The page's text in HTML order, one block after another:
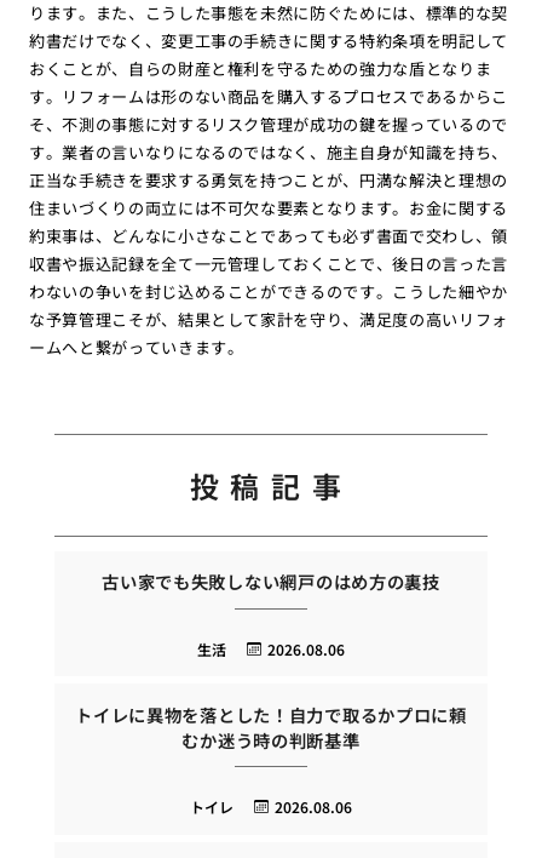
ります。また、こうした事態を未然に防ぐためには、標準的な契
約書だけでなく、変更工事の手続きに関する特約条項を明記して
おくことが、自らの財産と権利を守るための強力な盾となりま
す。リフォームは形のない商品を購入するプロセスであるからこ
そ、不測の事態に対するリスク管理が成功の鍵を握っているので
す。業者の言いなりになるのではなく、施主自身が知識を持ち、
正当な手続きを要求する勇気を持つことが、円満な解決と理想の
住まいづくりの両立には不可欠な要素となります。お金に関する
約束事は、どんなに小さなことであっても必ず書面で交わし、領
収書や振込記録を全て一元管理しておくことで、後日の言った言
わないの争いを封じ込めることができるのです。こうした細やか
な予算管理こそが、結果として家計を守り、満足度の高いリフォ
ームへと繋がっていきます。
投稿記事
古い家でも失敗しない網戸のはめ方の裏技
2026.08.06
生活
トイレに異物を落とした！自力で取るかプロに頼
むか迷う時の判断基準
2026.08.06
トイレ